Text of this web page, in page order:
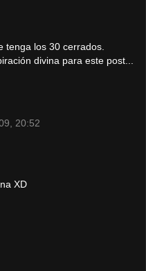
tenga los 30 cerrados.
divina para este post...
20:52
XD